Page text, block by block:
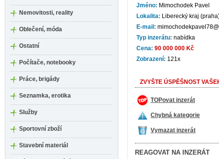
Nemovitosti, reality
Oblečení, móda
Ostatní
Počítače, notebooky
Práce, brigády
Seznamka, erotika
Služby
Sportovní zboží
Stavební materiál
Jméno: Mimochodek Pavel
Lokalita: Liberecký kraj
E-mail:
Typ inzerátu: nabídka
Cena: 90 000 000 Kč
Zobrazení: 121x
ZVYŠTE ÚSPĚŠNOST
TOPovat inzerát
Chybná kategorie
Vymazat inzerát
REAGOVAT NA INZERÁT